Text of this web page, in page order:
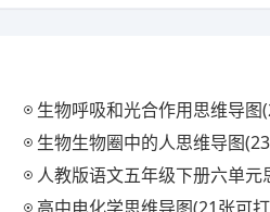
生物呼吸和光合作用思维导图
生物生物圈中的人思维导图
人教版语文五年级下册六单